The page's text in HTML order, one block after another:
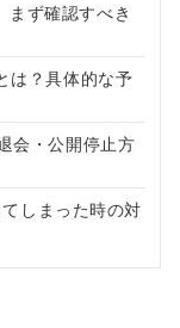
ず確認すべき
は？具体的な予
会・公開停止方
しまった時の対